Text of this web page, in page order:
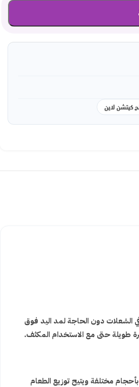
لاين
الشعلات دون الحاجة لمد اليد فوق
طويلة حتى مع الاستخدام المكثف.
بأحجام مختلفة ويتيح توزيع الطعام